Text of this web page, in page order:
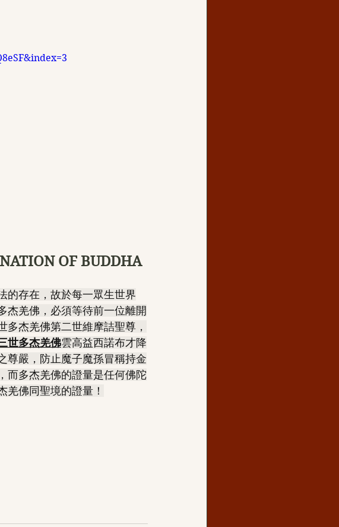
OF BUDDHA
的存在，故於每一眾生世界
杰羌佛，必須等待前一位離開
杰羌佛第二世維摩詰聖尊，
世多杰羌佛雲高益西諾布才降
尊嚴，防止魔子魔孫冒稱持金
而多杰羌佛的證量是任何佛陀
佛同聖境的證量！